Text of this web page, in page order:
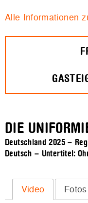
Alle Informationen
DIE
Deutschland 2025 –
Deutsch – Untertitel:
Video Fotos